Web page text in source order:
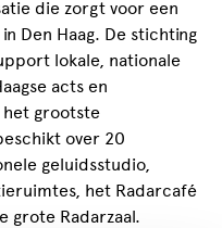
die zorgt voor een
Den Haag. De stichting
lokale, nationale
acts en
grootste
over 20
geluidsstudio,
het Radarcafé
grote Radarzaal.